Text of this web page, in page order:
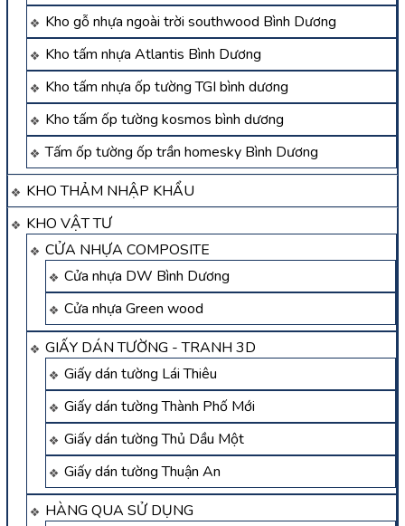
Kho gỗ nhựa ngoài trời southwood Bình Dương
Kho tấm nhựa Atlantis Bình Dương
Kho tấm nhựa ốp tường TGI bình dương
Kho tấm ốp tường kosmos bình dương
Tấm ốp tường ốp trần homesky Bình Dương
KHO THẢM NHẬP KHẨU
KHO VẬT TƯ
CỬA NHỰA COMPOSITE
Cửa nhựa DW Bình Dương
Cửa nhựa Green wood
GIẤY DÁN TƯỜNG - TRANH 3D
Giấy dán tường Lái Thiêu
Giấy dán tường Thành Phố Mới
Giấy dán tường Thủ Dầu Một
Giấy dán tường Thuận An
HÀNG QUA SỬ DỤNG